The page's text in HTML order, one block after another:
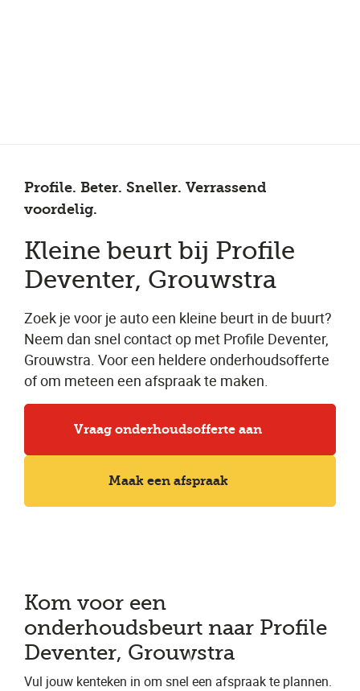
Profile. Beter. Sneller. Verrassend
voordelig.
Kleine beurt bij Profile
Deventer, Grouwstra
Zoek je voor je auto een kleine beurt in de buurt?
Neem dan snel contact op met Profile Deventer,
Grouwstra. Voor een heldere onderhoudsofferte
of om meteen een afspraak te maken.
Vraag onderhoudsofferte aan
Maak een afspraak
Kom voor een
onderhoudsbeurt naar Profile
Deventer, Grouwstra
Vul jouw kenteken in om snel een afspraak te plannen.